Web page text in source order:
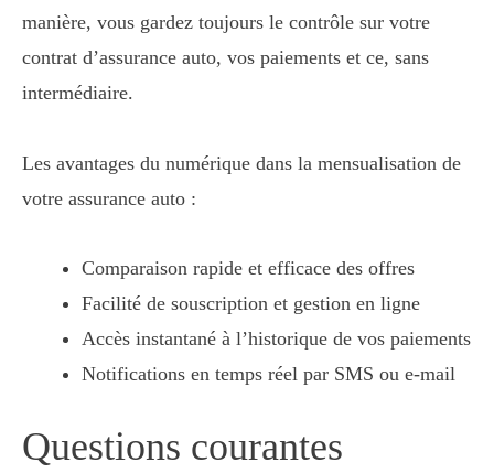
manière, vous gardez toujours le contrôle sur votre
contrat d’assurance auto, vos paiements et ce, sans
intermédiaire.
Les avantages du numérique dans la mensualisation de
votre assurance auto :
Comparaison rapide et efficace des offres
Facilité de souscription et gestion en ligne
Accès instantané à l’historique de vos paiements
Notifications en temps réel par SMS ou e-mail
Questions courantes